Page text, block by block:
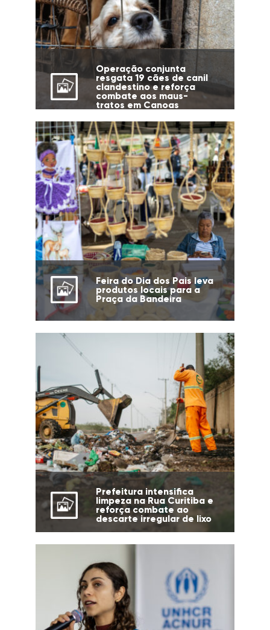
Operação conjunta
resgata 19 cães de canil
clandestino e reforça
combate aos maus-
tratos em Canoas
Feira do Dia dos Pais leva
produtos locais para a
Praça da Bandeira
Prefeitura intensifica
limpeza na Rua Curitiba e
reforça combate ao
descarte irregular de lixo